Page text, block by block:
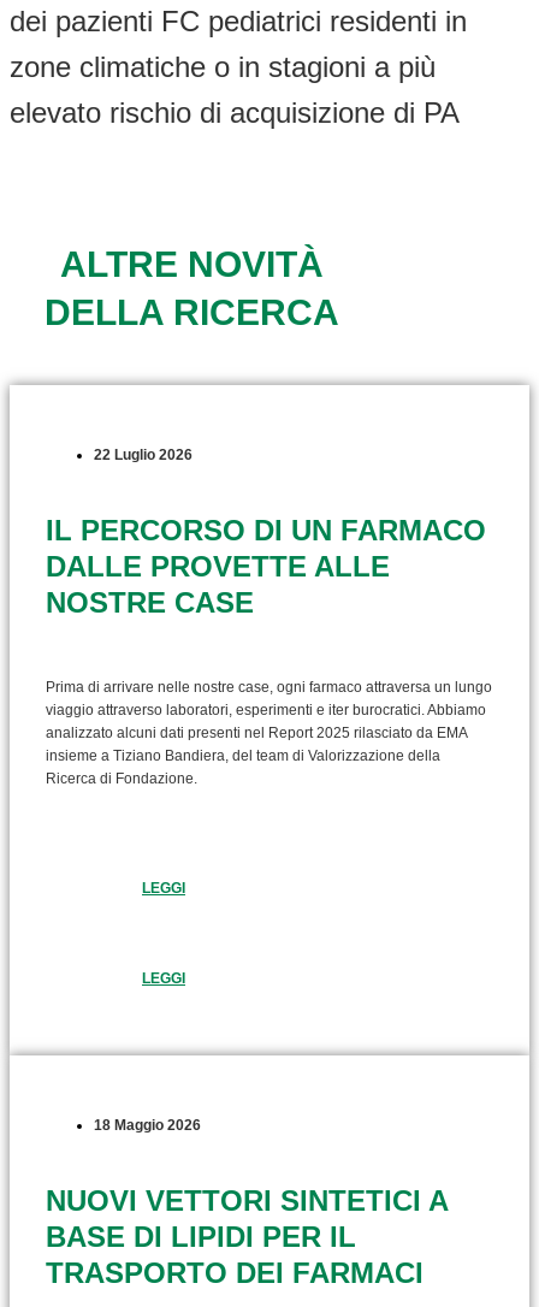
dei pazienti FC pediatrici residenti in
zone climatiche o in stagioni a più
elevato rischio di acquisizione di PA
ALTRE NOVITÀ
DELLA RICERCA
22 Luglio 2026
IL PERCORSO DI UN FARMACO
DALLE PROVETTE ALLE
NOSTRE CASE
Prima di arrivare nelle nostre case, ogni farmaco attraversa un lungo
viaggio attraverso laboratori, esperimenti e iter burocratici. Abbiamo
analizzato alcuni dati presenti nel Report 2025 rilasciato da EMA
insieme a Tiziano Bandiera, del team di Valorizzazione della
Ricerca di Fondazione.
LEGGI
LEGGI
18 Maggio 2026
NUOVI VETTORI SINTETICI A
BASE DI LIPIDI PER IL
TRASPORTO DEI FARMACI